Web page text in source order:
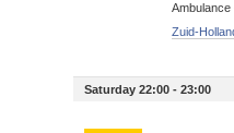
Ambulance
Zuid-
Saturday 22:00 - 23:00